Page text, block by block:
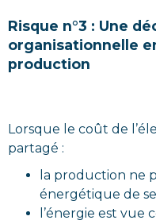
Risque n°3 : Une
organisationnelle
production
Lorsque le coût de
partagé :
la production ne
énergétique de
l’énergie est vue